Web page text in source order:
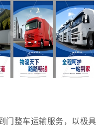
门整车运输服务，以极具